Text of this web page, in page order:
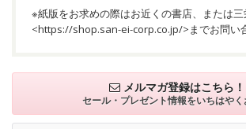
※紙版をお求めの際はお近くの書店、または
<https://shop.san-ei-corp.co.jp/>までお問い
メルマガ登録はこちら！
セール・プレゼント情報をいちはや